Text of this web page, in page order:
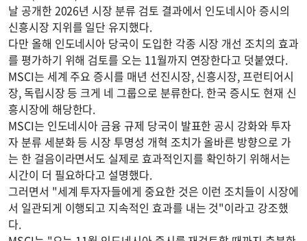
날 공개한 2026년 시장 분류 검토 결과에서 인도네시아 증시의
신흥시장 지위를 일단 유지했다.
다만 올해 인도네시아 당국이 도입한 각종 시장 개선 조치의 효과
를 평가하기 위해 검토를 오는 11월까지 연장한다고 덧붙였다.
MSCI는 세계 주요 증시를 매년 선진시장, 신흥시장, 프런티어시
장, 독립시장 등 크게 네 그룹으로 분류한다. 한국 증시도 현재 신
흥시장에 해당한다.
MSCI는 인도네시아 금융 규제 당국이 발표한 공시 강화와 투자
자 분류 세분화 등 시장 투명성 개혁 조치가 올바른 방향으로 가
는 한 걸음이라면서도 실제로 효과적인지를 확인하기 위해서는
시간이 더 필요하다고 설명했다.
그러면서 "세계 투자자들에게 중요한 것은 이런 조치들이 시장에
서 일관되게 이행되고 지속적인 효과를 내는 것"이라고 강조했
다.